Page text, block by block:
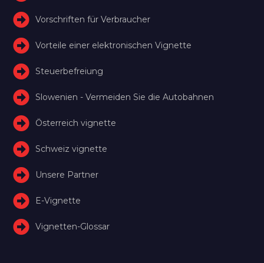
Vorschriften für Verbraucher
Vorteile einer elektronischen Vignette
Steuerbefreiung
Slowenien - Vermeiden Sie die Autobahnen
Österreich vignette
Schweiz vignette
Unsere Partner
E-Vignette
Vignetten-Glossar